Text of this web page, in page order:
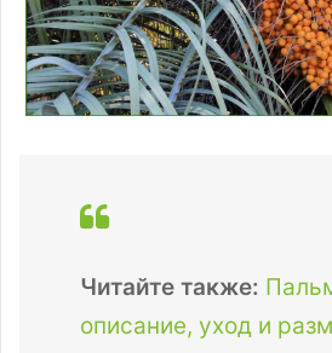
Читайте также:
описание, уход и